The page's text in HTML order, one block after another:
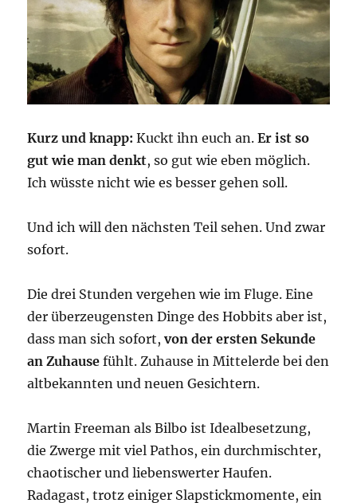
Kurz und knapp: Kuckt ihn euch an.Er ist so
gut wie man denkt, so gut wie eben möglich.
Ich wüsste nicht wie es besser gehen soll.
Und ich will den nächsten Teil sehen. Und zwar
sofort.
Die drei Stunden vergehen wie im Fluge. Eine
der überzeugensten Dinge des Hobbits aber ist,
dass man sich sofort,von der ersten Sekunde
an Zuhause fühlt. Zuhause in Mittelerde bei den
altbekannten und neuen Gesichtern.
Martin Freeman als Bilbo ist Idealbesetzung,
die Zwerge mit viel Pathos, ein durchmischter,
chaotischer und liebenswerter Haufen.
Radagast, trotz einiger Slapstickmomente, ein